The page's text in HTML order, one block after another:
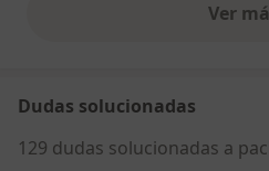
Ver
Dudas solucionadas
129 dudas solucionadas a